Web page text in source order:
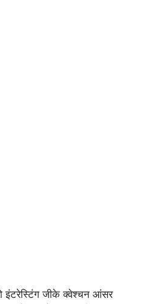
इंटरेस्टिंग जीके क्वेश्चन आंसर